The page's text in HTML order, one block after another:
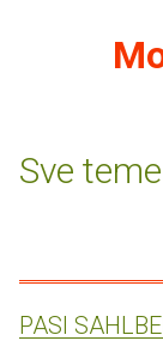
Sve teme
PASI